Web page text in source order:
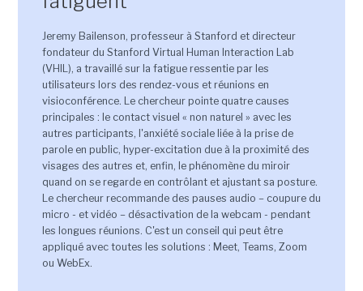
Jeremy Bailenson, professeur à Stanford et directeur
fondateur du Stanford Virtual Human Interaction Lab
(VHIL), a travaillé sur la fatigue ressentie par les
utilisateurs lors des rendez-vous et réunions en
visioconférence. Le chercheur pointe quatre causes
principales : le contact visuel « non naturel » avec les
autres participants, l'anxiété sociale liée à la prise de
parole en public, hyper-excitation due à la proximité des
visages des autres et, enfin, le phénomène du miroir
quand on se regarde en contrôlant et ajustant sa posture.
Le chercheur recommande des pauses audio – coupure du
micro - et vidéo – désactivation de la webcam - pendant
les longues réunions. C'est un conseil qui peut être
appliqué avec toutes les solutions : Meet, Teams, Zoom
ou WebEx.